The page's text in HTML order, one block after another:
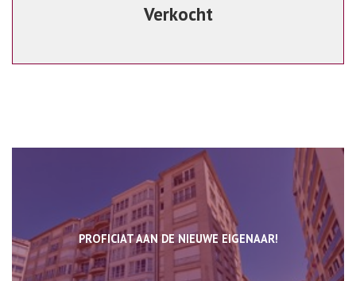
Verkocht
PROFICIAT AAN DE NIEUWE EIGENAAR!